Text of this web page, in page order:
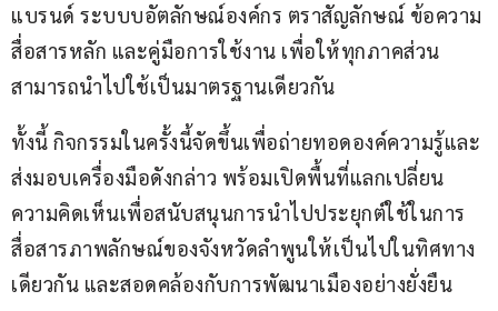
แบรนด์ ระบบบอัตลักษณ์องค์กร ตราสัญลักษณ์ ข้อความ
สื่อสารหลัก และคู่มือการใช้งาน เพื่อให้ทุกภาคส่วน
สามารถนำไปใช้เป็นมาตรฐานเดียวกัน
ทั้งนี้ กิจกรรมในครั้งนี้จัดขึ้นเพื่อถ่ายทอดองค์ความรู้และ
ส่งมอบเครื่องมือดังกล่าว พร้อมเปิดพื้นที่แลกเปลี่ยน
ความคิดเห็นเพื่อสนับสนุนการนำไปประยุกต์ใช้ในการ
สื่อสารภาพลักษณ์ของจังหวัดลำพูนให้เป็นไปในทิศทาง
เดียวกัน และสอดคล้องกับการพัฒนาเมืองอย่างยั่งยืน